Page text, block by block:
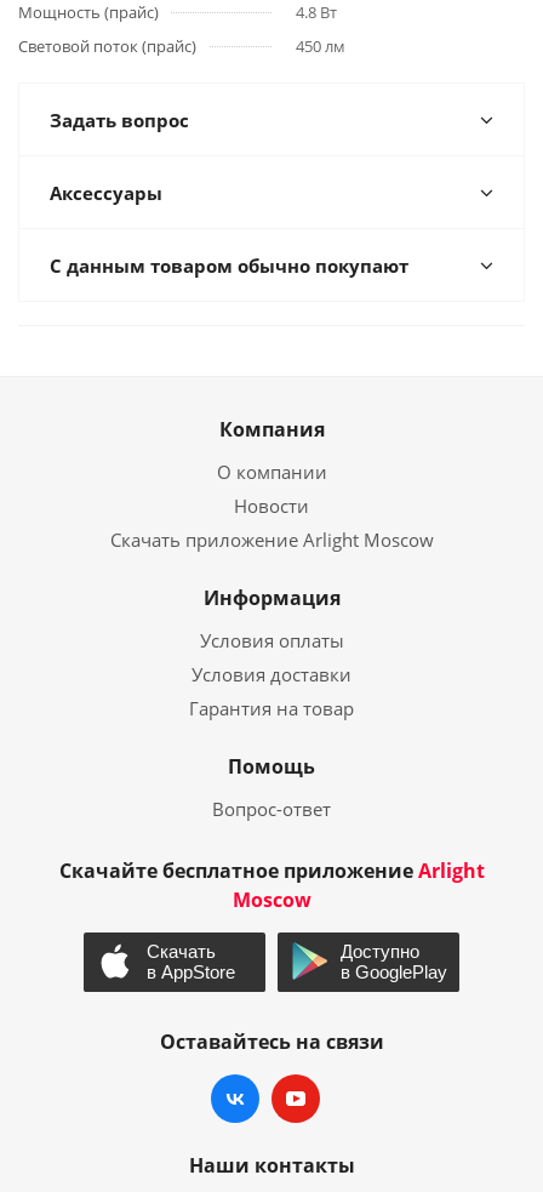
Мощность (прайс)
4.8 Вт
Световой поток (прайс)
450 лм
Задать вопрос
Аксессуары
С данным товаром обычно покупают
Компания
О компании
Новости
Скачать приложение Arlight Moscow
Информация
Условия оплаты
Условия доставки
Гарантия на товар
Помощь
Вопрос-ответ
Скачайте бесплатное приложениеArlight
Moscow
Оставайтесь на связи
Наши контакты